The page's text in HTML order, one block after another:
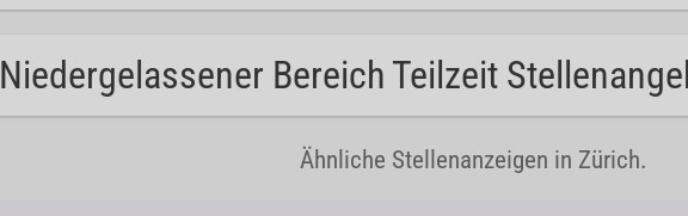
Niedergelassener Bereich Teilzeit
Ähnliche Stellenanzeigen in Zürich.